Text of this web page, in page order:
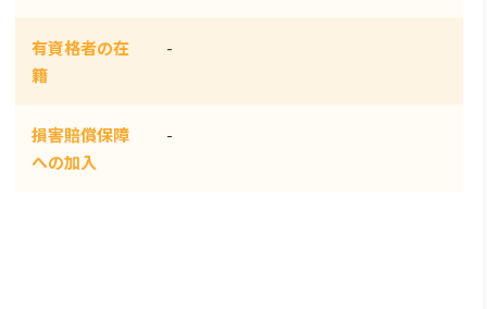
有資格者の在
籍
-
損害賠償保障
への加入
-